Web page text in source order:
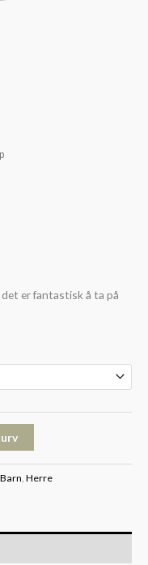
er fantastisk å ta på
, Herre